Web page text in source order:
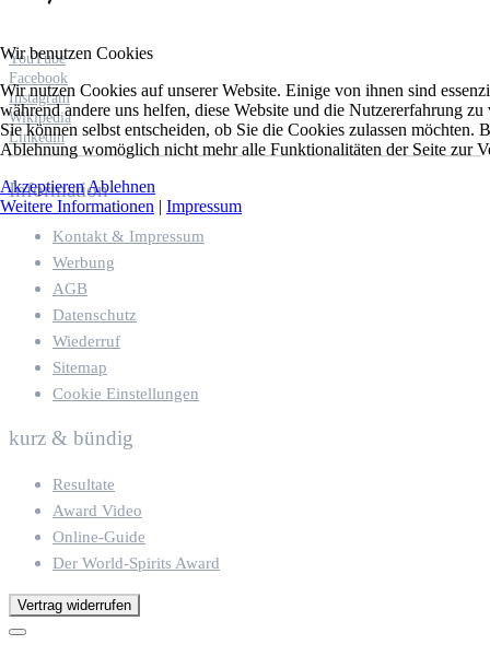
YouTube
Facebook
Instagram
Wikipedia
Linkedin
Information
Kontakt & Impressum
Werbung
AGB
Datenschutz
Wiederruf
Sitemap
Cookie Einstellungen
kurz & bündig
Resultate
Award Video
Online-Guide
Der World-Spirits Award
Vertrag widerrufen
Wir benutzen Cookies
Wir nutzen Cookies auf unserer Website. Einige von ihnen sind
während andere uns helfen, diese Website und die Nutzererfahrung
Sie können selbst entscheiden, ob Sie die Cookies zulassen möchten.
Ablehnung womöglich nicht mehr alle Funktionalitäten der Seite zur
AkzeptierenAblehnen
Weitere Informationen | Impressum